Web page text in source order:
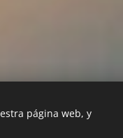
Imágenes
página web, y